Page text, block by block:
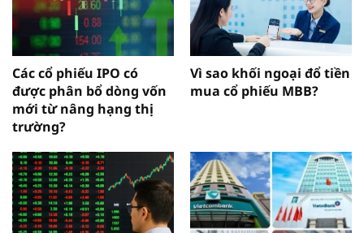
Các cổ phiếu IPO có
được phân bổ dòng vốn
mới từ nâng hạng thị
trường?
Vì sao khối ngoại đổ tiền
mua cổ phiếu MBB?